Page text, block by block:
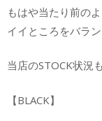
もはや当たり前の
イイところをバラ
当店のSTOCK状況
【BLACK】